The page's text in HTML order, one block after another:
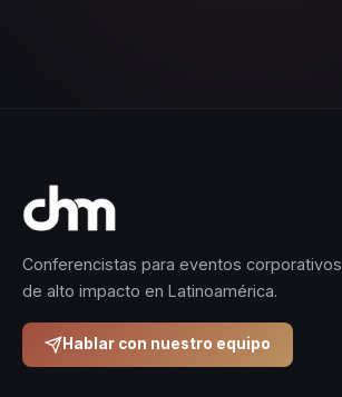
Conferencistas para eventos corporativos
de alto impacto en Latinoamérica.
Hablar con nuestro equipo